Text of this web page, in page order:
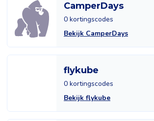
CamperDays
0 kortingscodes
Bekijk CamperDays
flykube
0 kortingscodes
Bekijk flykube